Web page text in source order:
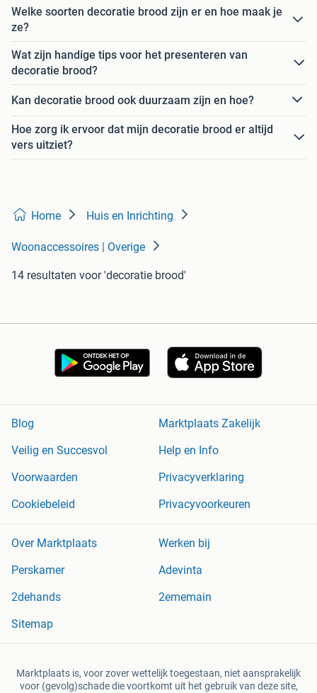
Welke soorten decoratie brood zijn er en hoe maak je
ze?
Wat zijn handige tips voor het presenteren van
decoratie brood?
Kan decoratie brood ook duurzaam zijn en hoe?
Hoe zorg ik ervoor dat mijn decoratie brood er altijd
vers uitziet?
Home Huis en Inrichting
Woonaccessoires | Overige
14 resultaten voor 'decoratie brood'
Blog
Marktplaats Zakelijk
Veilig en Succesvol
Help en Info
Voorwaarden
Privacyverklaring
Cookiebeleid
Privacyvoorkeuren
Over Marktplaats
Werken bij
Perskamer
Adevinta
2dehands
2ememain
Sitemap
Marktplaats is, voor zover wettelijk toegestaan, niet aansprakelijk
voor (gevolg)schade die voortkomt uit het gebruik van deze site,